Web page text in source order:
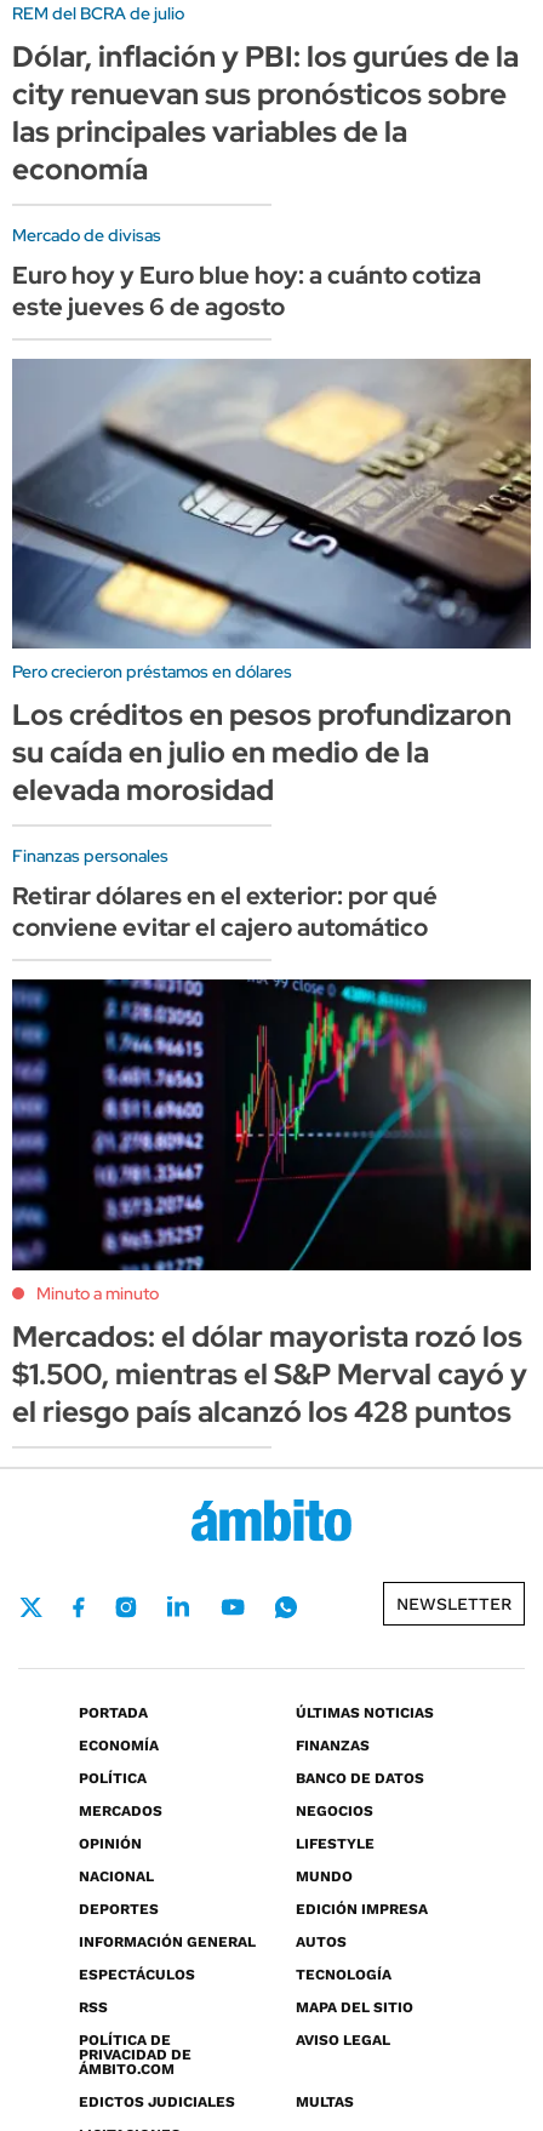
REM del BCRA de julio
Dólar, inflación y PBI: los gurúes de la
city renuevan sus pronósticos sobre
las principales variables de la
economía
Mercado de divisas
Euro hoy y Euro blue hoy: a cuánto cotiza
este jueves 6 de agosto
Pero crecieron préstamos en dólares
Los créditos en pesos profundizaron
su caída en julio en medio de la
elevada morosidad
Finanzas personales
Retirar dólares en el exterior: por qué
conviene evitar el cajero automático
Minuto a minuto
Mercados: el dólar mayorista rozó los
$1.500, mientras el S&P Merval cayó y
el riesgo país alcanzó los 428 puntos
NEWSLETTER
PORTADA
ÚLTIMAS NOTICIAS
ECONOMÍA
FINANZAS
POLÍTICA
BANCO DE DATOS
MERCADOS
NEGOCIOS
OPINIÓN
LIFESTYLE
NACIONAL
MUNDO
DEPORTES
EDICIÓN IMPRESA
INFORMACIÓN GENERAL
AUTOS
ESPECTÁCULOS
TECNOLOGÍA
RSS
MAPA DEL SITIO
POLÍTICA DE
PRIVACIDAD DE
ÁMBITO.COM
AVISO LEGAL
EDICTOS JUDICIALES
MULTAS